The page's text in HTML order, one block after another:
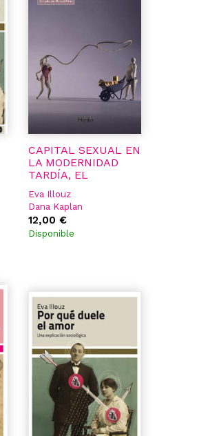
CAPITAL SEXUAL EN
LA MODERNIDAD
TARDÍA, EL
Eva Illouz
Dana Kaplan
12,00 €
Disponible